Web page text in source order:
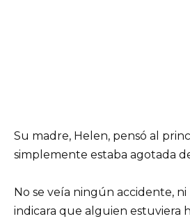
Su madre, Helen, pensó al
simplemente estaba agotada
No se veía ningún accidente,
indicara que alguien estuviera